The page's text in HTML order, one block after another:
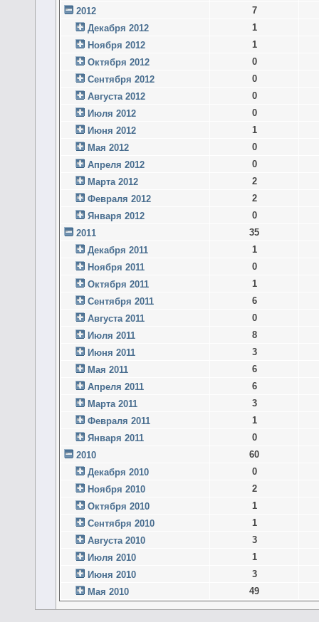
2012
7
Декабря 2012
1
Ноября 2012
1
Октября 2012
0
Сентября 2012
0
Августа 2012
0
Июля 2012
0
Июня 2012
1
Мая 2012
0
Апреля 2012
0
Марта 2012
2
Февраля 2012
2
Января 2012
0
2011
35
Декабря 2011
1
Ноября 2011
0
Октября 2011
1
Сентября 2011
6
Августа 2011
0
Июля 2011
8
Июня 2011
3
Мая 2011
6
Апреля 2011
6
Марта 2011
3
Февраля 2011
1
Января 2011
0
2010
60
Декабря 2010
0
Ноября 2010
2
Октября 2010
1
Сентября 2010
1
Августа 2010
3
Июля 2010
1
Июня 2010
3
Мая 2010
49